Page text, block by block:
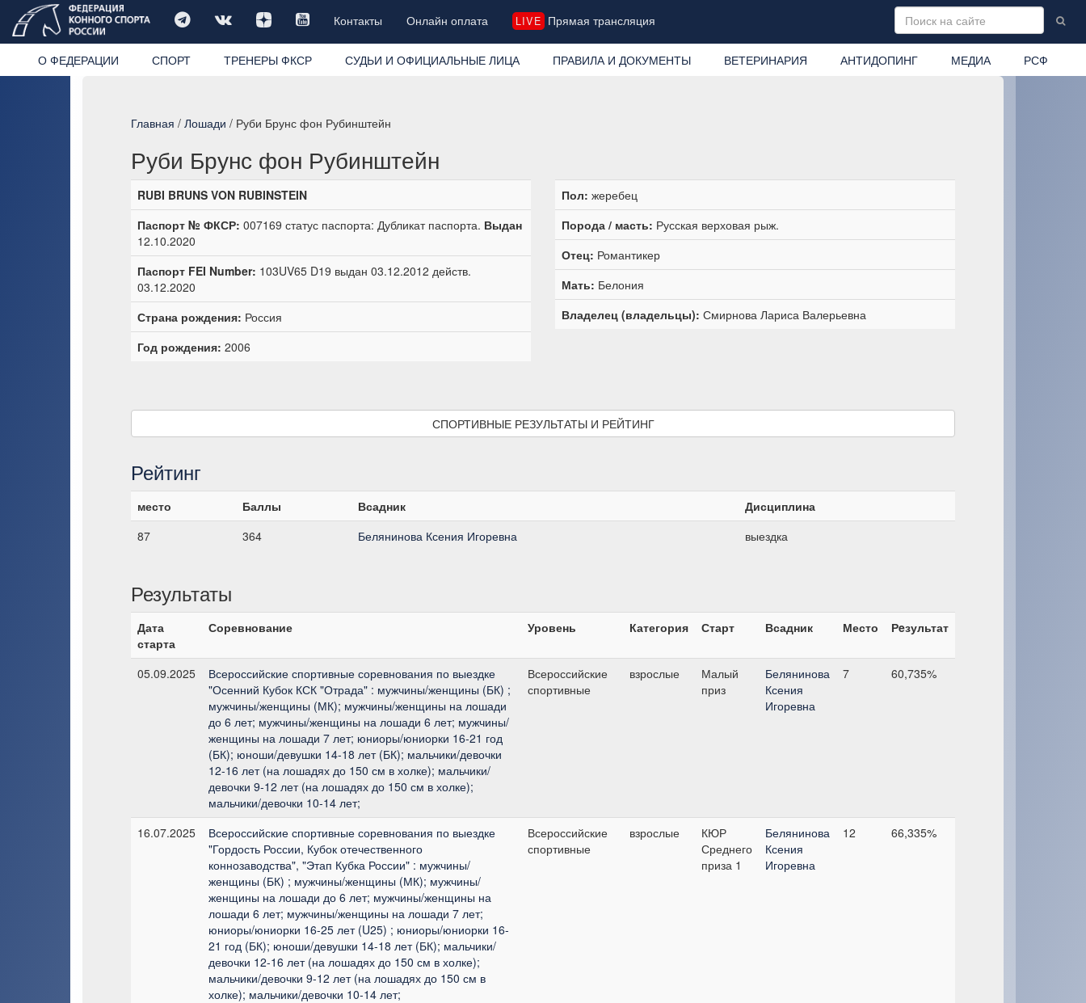
Контакты Онлайн оплата LIVE Прямая трансляция
О ФЕДЕРАЦИИ СПОРТ ТРЕНЕРЫ ФКСР СУДЬИ И ОФИЦИАЛЬНЫЕ ЛИЦА ПРАВИЛА И ДОКУМЕНТЫ ВЕТЕРИНАРИЯ АНТИДОПИНГ МЕДИА РСФ
Главная / Лошади / Руби Брунс фон Рубинштейн
Руби Брунс фон Рубинштейн
RUBI BRUNS VON RUBINSTEIN
Паспорт № ФКСР: 007169 статус паспорта: Дубликат паспорта. Выдан
12.10.2020
Паспорт FEI Number: 103UV65 D19 выдан 03.12.2012 действ.
03.12.2020
Страна рождения: Россия
Год рождения: 2006
Пол: жеребец
Порода / масть: Русская верховая рыж.
Отец: Романтикер
Мать: Белония
Владелец (владельцы): Смирнова Лариса Валерьевна
СПОРТИВНЫЕ РЕЗУЛЬТАТЫ И РЕЙТИНГ
Рейтинг
место Баллы Всадник
Дисциплина
87
364 Белянинова Ксения Игоревна выездка
Результаты
Дата
старта
Соревнование Уровень Категория Старт Всадник Место Рeзультат
05.09.2025
Всероссийские спортивные соревнования по выездке
"Осенний Кубок КСК "Отрада" : мужчины/женщины (БК) ;
мужчины/женщины (МК); мужчины/женщины на лошади
до 6 лет; мужчины/женщины на лошади 6 лет; мужчины/
женщины на лошади 7 лет; юниоры/юниорки 16-21 год
(БК); юноши/девушки 14-18 лет (БК); мальчики/девочки
12-16 лет (на лошадях до 150 см в холке); мальчики/
девочки 9-12 лет (на лошадях до 150 см в холке);
мальчики/девочки 10-14 лет;
Всероссийские
спортивные
взрослые
Малый
приз
Белянинова
Ксения
Игоревна
7 60,735%
16.07.2025
Всероссийские спортивные соревнования по выездке
"Гордость России, Кубок отечественного
коннозаводства", "Этап Кубка России" : мужчины/
женщины (БК) ; мужчины/женщины (МК); мужчины/
женщины на лошади до 6 лет; мужчины/женщины на
лошади 6 лет; мужчины/женщины на лошади 7 лет;
юниоры/юниорки 16-25 лет (U25) ; юниоры/юниорки 16-
21 год (БК); юноши/девушки 14-18 лет (БК); мальчики/
девочки 12-16 лет (на лошадях до 150 см в холке);
мальчики/девочки 9-12 лет (на лошадях до 150 см в
холке); мальчики/девочки 10-14 лет;
Всероссийские
спортивные
взрослые
КЮР
Среднего
приза 1
Белянинова
Ксения
Игоревна
12 66,335%